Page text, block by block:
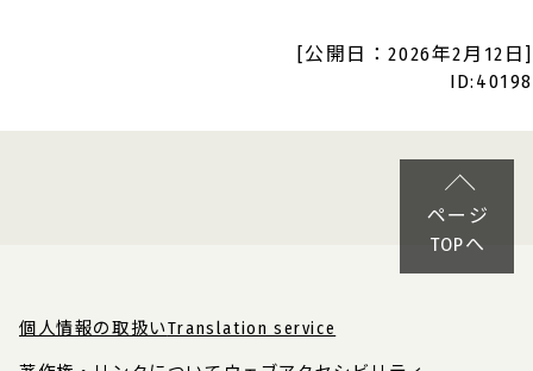
[公開日：2026年2月12日]
ID:40198
ページ
TOPへ
個人情報の取扱いTranslation service